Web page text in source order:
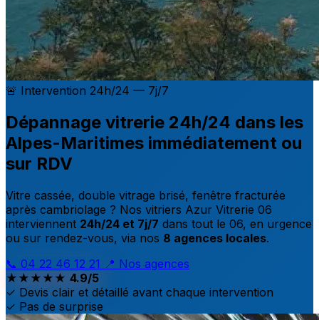
🚨 Intervention 24h/24 — 7j/7
Dépannage vitrerie 24h/24 dans les
Alpes-Maritimes immédiatement ou
sur RDV
Vitre cassée, double vitrage brisé, fenêtre fracturée
après cambriolage ? Nos vitriers Azur Vitrerie 06
interviennent 24h/24 et 7j/7 dans tout le 06, en urgence
ou sur rendez-vous, via nos 8 agences locales.
📞 04 22 46 12 21 📍 Nos agences
★★★★★ 4.9/5
✓ Devis clair et détaillé avant chaque intervention
✓ Pas de surprise